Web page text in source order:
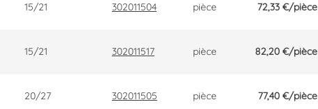
15/21 302011504 pièce 72,33 €/pièce
15/21 302011517 pièce 82,20 €/pièce
20/27 302011505 pièce 77,40 €/pièce